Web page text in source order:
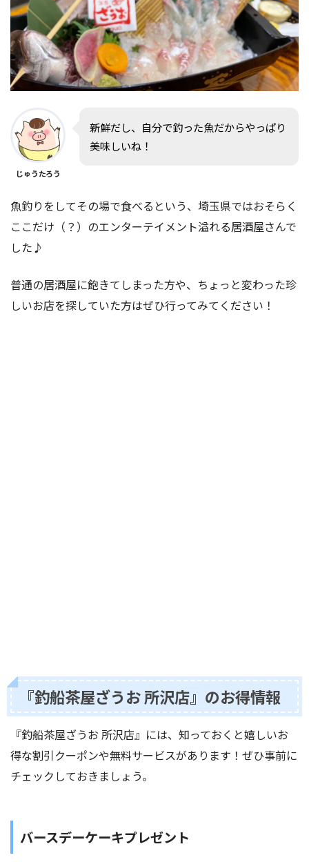
じゅうたろう
新鮮だし、自分で釣った魚だからやっぱり
美味しいね！
魚釣りをしてその場で食べるという、埼玉県ではおそらく
ここだけ（？）のエンターテイメント溢れる居酒屋さんで
した♪
普通の居酒屋に飽きてしまった方や、ちょっと変わった珍
しいお店を探していた方はぜひ行ってみてください！
『釣船茶屋ざうお 所沢店』のお得情報
『釣船茶屋ざうお 所沢店』には、知っておくと嬉しいお
得な割引クーポンや無料サービスがあります！ぜひ事前に
チェックしておきましょう。
バースデーケーキプレゼント